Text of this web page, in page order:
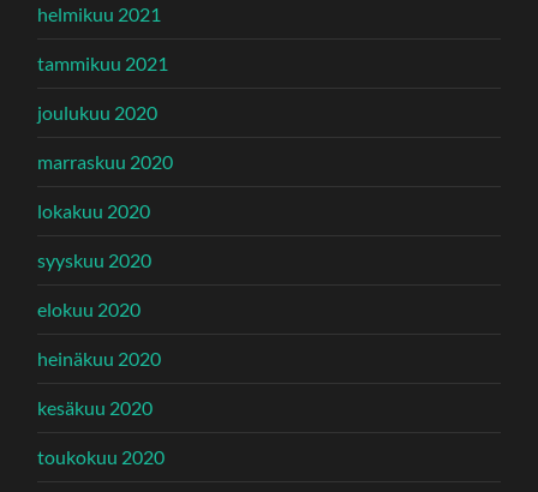
helmikuu 2021
tammikuu 2021
joulukuu 2020
marraskuu 2020
lokakuu 2020
syyskuu 2020
elokuu 2020
heinäkuu 2020
kesäkuu 2020
toukokuu 2020